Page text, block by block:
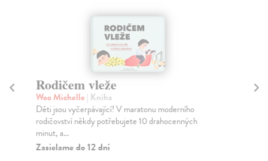
Rodičem vleže
Woo Michelle | Kniha
Děti jsou vyčerpávající! V maratonu moderního
rodičovství někdy potřebujete 10 drahocenných
minut, a...
Zasielame do 12 dní